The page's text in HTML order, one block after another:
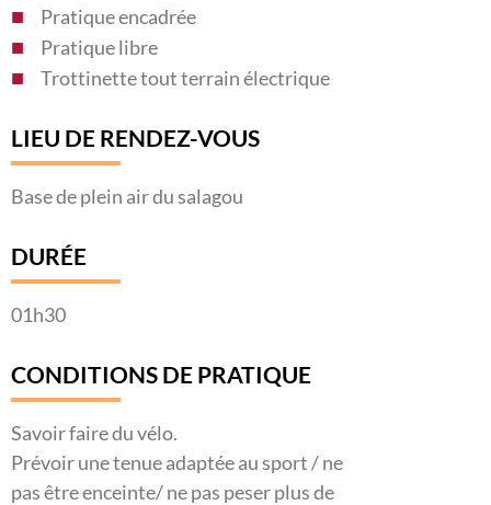
Pratique encadrée
Pratique libre
Trottinette tout terrain électrique
LIEU DE RENDEZ-VOUS
Base de plein air du salagou
DURÉE
01h30
CONDITIONS DE PRATIQUE
Savoir faire du vélo.
Prévoir une tenue adaptée au sport / ne
pas être enceinte/ ne pas peser plus de